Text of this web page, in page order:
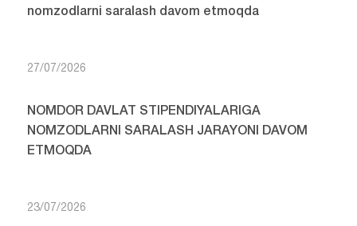
nomzodlarni saralash davom etmoqda
27/07/2026
NOMDOR DAVLAT STIPENDIYALARIGA
NOMZODLARNI SARALASH JARAYONI DAVOM
ETMOQDA
23/07/2026